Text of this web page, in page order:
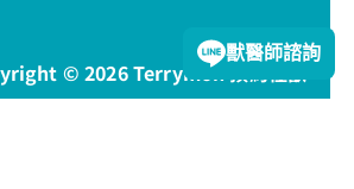
隱私權政策
© 2026 Terrymon 預約怪獸
獸醫師諮詢